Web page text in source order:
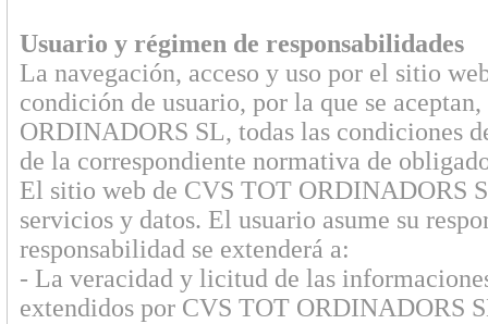
Usuario y régimen de responsabilidades
La navegación, acceso y uso por el sitio
condición de usuario, por la que se
ORDINADORS SL, todas las condiciones
de la correspondiente normativa de
El sitio web de CVS TOT ORDINADORS
servicios y datos. El usuario asume su
responsabilidad se extenderá a:
- La veracidad y licitud de las
extendidos por CVS TOT ORDINADORS